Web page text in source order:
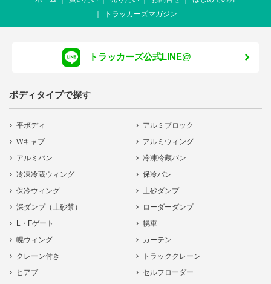
トラッカーズマガジン
トラッカーズ公式LINE@
ボディタイプで探す
平ボディ
アルミブロック
Wキャブ
アルミウィング
アルミバン
冷凍冷蔵バン
冷凍冷蔵ウィング
保冷バン
保冷ウィング
土砂ダンプ
深ダンプ（土砂禁）
ローダーダンプ
L・Fゲート
幌車
幌ウィング
カーテン
クレーン付き
トラッククレーン
ヒアブ
セルフローダー